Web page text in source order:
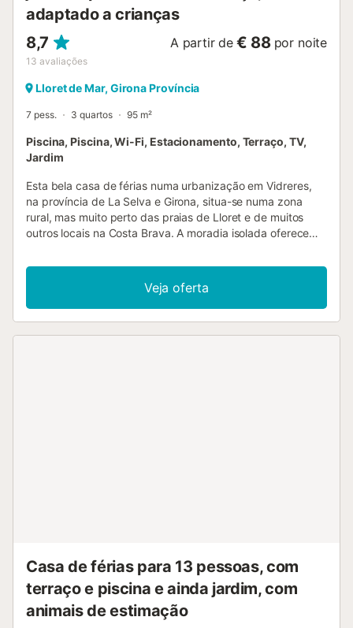
adaptado a crianças
8,7
13 avaliações
A partir de € 88 por noite
Lloret de Mar, Girona Província
7 pess. 3 quartos 95 m²
Piscina, Piscina, Wi-Fi, Estacionamento, Terraço, TV,
Jardim
Esta bela casa de férias numa urbanização em Vidreres,
na província de La Selva e Girona, situa-se numa zona
rural, mas muito perto das praias de Lloret e de muitos
outros locais na Costa Brava. A moradia isolada oferece
coberto com uma grande mesa e cadeiras, onde pode
desfrutar de jantares ao ar livre no belo clima
mediterrânico. A casa é rodeada por uma bela paisagem
de campos e árvores e estende-se por um só piso, com
Veja oferta
Casa de férias para 13 pessoas, com
terraço e piscina e ainda jardim, com
animais de estimação